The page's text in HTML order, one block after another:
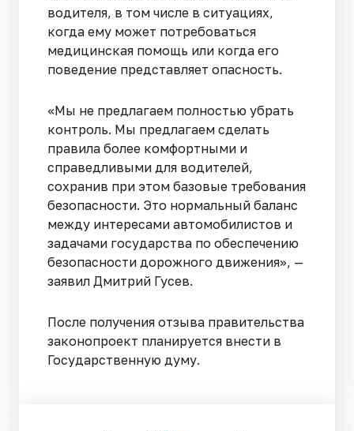
водителя, в том числе в ситуациях,
когда ему может потребоваться
медицинская помощь или когда его
поведение представляет опасность.
«Мы не предлагаем полностью убрать
контроль. Мы предлагаем сделать
правила более комфортными и
справедливыми для водителей,
сохранив при этом базовые требования
безопасности. Это нормальный баланс
между интересами автомобилистов и
задачами государства по обеспечению
безопасности дорожного движения», —
заявил Дмитрий Гусев.
После получения отзыва правительства
законопроект планируется внести в
Государственную думу.